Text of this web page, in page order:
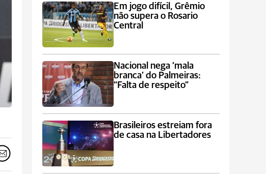
Em jogo difícil, Grêmio
não supera o Rosario
Central
Nacional nega ‘mala
branca’ do Palmeiras:
“Falta de respeito”
Brasileiros estreiam fora
de casa na Libertadores